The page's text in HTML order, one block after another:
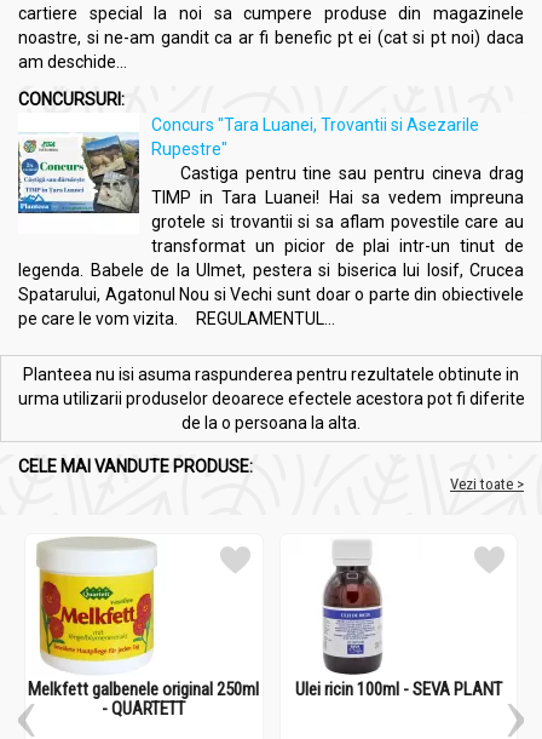
cartiere special la noi sa cumpere produse din magazinele
noastre, si ne-am gandit ca ar fi benefic pt ei (cat si pt noi) daca
am deschide...
CONCURSURI:
Concurs "Tara Luanei, Trovantii si Asezarile
Rupestre"
Castiga pentru tine sau pentru cineva drag
TIMP in Tara Luanei! Hai sa vedem impreuna
grotele si trovantii si sa aflam povestile care au
transformat un picior de plai intr-un tinut de
legenda. Babele de la Ulmet, pestera si biserica lui Iosif, Crucea
Spatarului, Agatonul Nou si Vechi sunt doar o parte din obiectivele
pe care le vom vizita. REGULAMENTUL...
Planteea nu isi asuma raspunderea pentru rezultatele obtinute in
urma utilizarii produselor deoarece efectele acestora pot fi diferite
de la o persoana la alta.
CELE MAI VANDUTE PRODUSE:
Vezi toate >
Melkfett galbenele original 250ml
- QUARTETT
Ulei ricin 100ml - SEVA PLANT